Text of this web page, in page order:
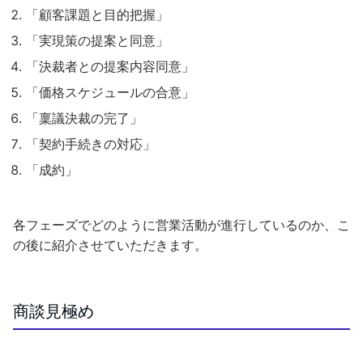
「顧客課題と目的把握」
「実現策の提案と同意」
「決裁者との提案内容同意」
「価格スケジュールの合意」
「稟議決裁の完了」
「契約手続きの対応」
「成約 」
各フェーズでどのように営業活動が進行しているのか、こ
の後に紹介させていただきます。
商談見極め